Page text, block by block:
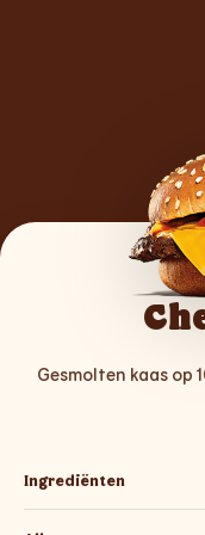
Gesmolten kaas op
Ingrediënten